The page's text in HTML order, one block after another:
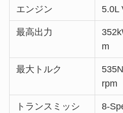
エンジン 5.0L
最高出力
m
最大トルク
rpm
トランスミッシ
8-